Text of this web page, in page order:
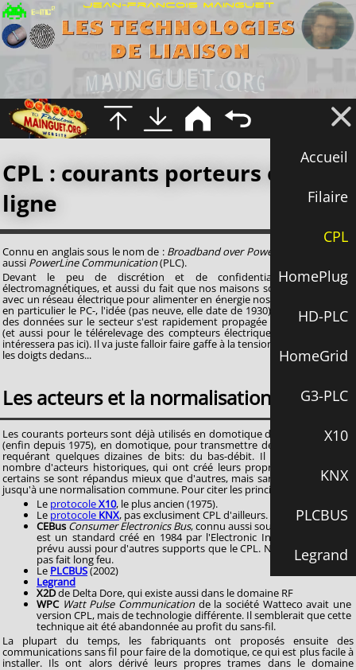
Accueil
Filaire
CPL
HomePlug
HD-PLC
HomeGrid
G3-PLC
X10
KNX
PLCBUS
Legrand
CPL : courants porteurs en
ligne
Connu en anglais sous le nom de : Broadband over Power Line (BPL)
aussi PowerLine Communication(PLC).
Devant le peu de discrétion et de confidentialité des ondes
électromagnétiques, et aussi du fait que nos maisons soient déjà cablées
avec un réseau électrique pour alimenter en énergie nos divers appareils -
en particulier le PC-, l'idée (pas neuve, elle date de 1930) de faire transiter
des données sur le secteur s'est rapidement propagée pour les maisons
(et aussi pour le télérelevage des compteurs électriques, mais on ne s'y
intéressera pas ici). Il va juste falloir faire gaffe à la tension et ne pas mettre
les doigts dedans...
Les acteurs et la normalisation
Les courants porteurs sont déjà utilisés en domotique depuis des lustres,
(enfin depuis 1975), en domotique, pour transmettre des ordres simples,
requérant quelques dizaines de bits: du bas-débit. Il existe un certain
nombre d'acteurs historiques, qui ont créé leurs propres protocoles, et
certains se sont répandus mieux que d'autres, mais sans que cela arrive
jusqu'à une normalisation commune. Pour citer les principaux:
Le protocoleX10, le plus ancien (1975).
Le protocole KNX, pas exclusiment CPL d'ailleurs.
CEBus Consumer Electronics Bus, connu aussi sous le nom EIA-600,
est un standard créé en 1984 par l'Electronic Industries Alliance,
prévu aussi pour d'autres supports que le CPL. N'a apparemment
pas fait long feu.
Le PLCBUS(2002)
Legrand
X2Dde Delta Dore, qui existe aussi dans le domaine RF
WPC Watt Pulse Communicationde la société Watteco avait une
version CPL, mais de technologie différente. Il semblerait que cette
technique ait été abandonnée au profit du sans-fil.
La plupart du temps, les fabriquants ont proposés ensuite des
communications sans fil pour faire de la domotique, ce qui est plus facile à
installer. Ils ont alors dérivé leurs propres trames dans le domaine